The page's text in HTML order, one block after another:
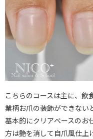
こちらのコースは主に、飲
業柄お爪の装飾ができない
基本的にクリアベースのお
方は艶を消して自爪風仕上